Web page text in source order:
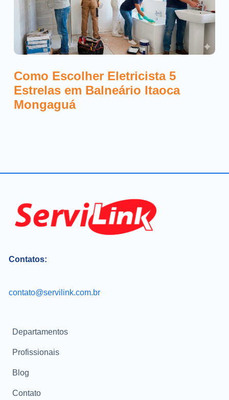
Como Escolher Eletricista 5
Estrelas em Balneário Itaoca
Mongaguá
Contatos:
contato@servilink.com.br
Departamentos
Profissionais
Blog
Contato